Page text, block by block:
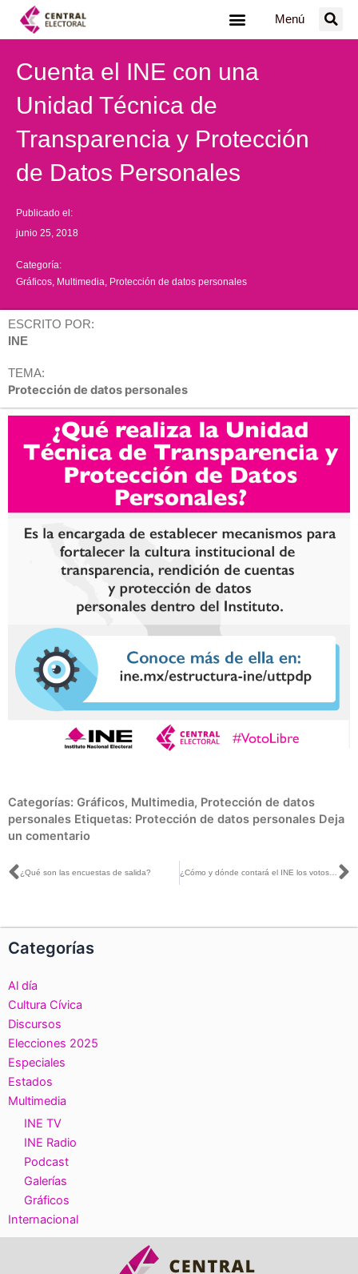
Menú
Cuenta el INE con una
Unidad Técnica de
Transparencia y Protección
de Datos Personales
Publicado el:
junio 25, 2018
Categoría:
Gráficos Multimedia Protección de datos personales
ESCRITO POR:
INE
TEMA:
Protección de datos personales
Categorías: Gráficos, Multimedia, Protección de datos
personales Etiquetas: Protección de datos personales Deja
un comentario
Ant
¿Qué son las encuestas de salida? ¿Cómo y dónde contará el INE los votos de los mexicanos residentes en el extranjero?
Categorías
Al día
Cultura Cívica
Discursos
Elecciones 2025
Especiales
Estados
Multimedia
INE TV
INE Radio
Podcast
Galerías
Gráficos
Internacional